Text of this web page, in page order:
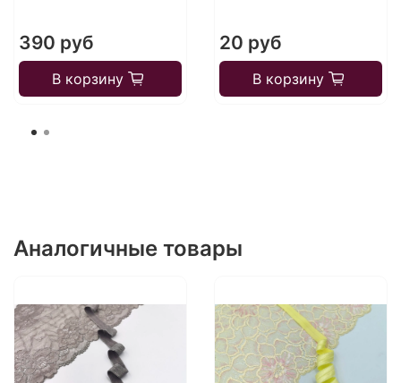
390 руб
В корзину
20 руб
В корзину
Аналогичные товары